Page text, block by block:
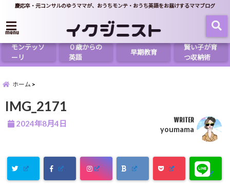
慶応卒・元コンサルのゆうママが、おうちモンテ・おうち英語をお届けするママブログ
menu
モンテッソ
ーリ
０歳からの
英語
早期教育
賢い子が育
つ収納術
ホーム
IMG_2171
2024年8月4日 WRITER
youmama